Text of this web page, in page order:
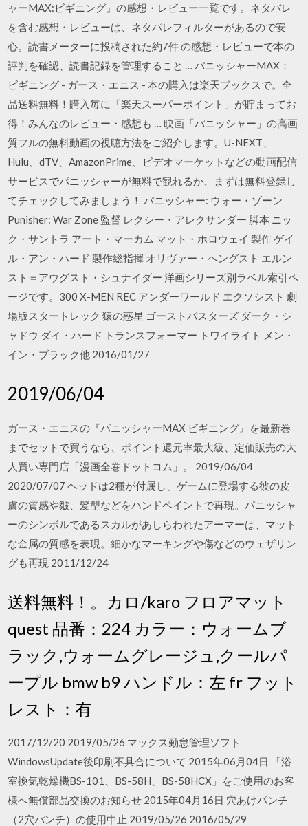
ャーMAX:ビギニング』の感想・レビュー一覧です。ネタバレ
を含む感想・レビューは、ネタバレフィルターがあるので安
心。読書メーターに投稿された約7件 の感想・レビューで本の
評判を確認、読書記録を管理すること … パニッシャーMAX：
ビギニング - ガース・エニス - 本の購入は楽天ブックスで。全
品送料無料！購入毎に「楽天スーパーポイント」が貯まってお
得！みんなのレビュー・感想も … 映画「パニッシャー」の高画
質フルの無料動画の視聴方法をご紹介します。U-NEXT、
Hulu、dTV、AmazonPrime、ビデオマーケットなどの動画配信
サービスでパニッシャーが無料で観れるか、まずは無料登録し
てチェックしてみましょう！ パニッシャー: ウォー・ゾーン
Punisher: War Zone 監督 レクシー・アレクサンダー 脚本 ニッ
ク・サントラ アート・マーカム マット・ホロウェイ 製作 ゲイ
ル・アン・ハード 製作総指揮 オリヴァー・ヘングスト エルン
スト＝アウグスト・シュナイダー 洋画シリーズ別ラベル索引ペ
ージです。300 X-MEN REC アンダーワールド エクソシスト 劇
場版スタートレック 猿の惑星 ゴーストバスターズ ダーク・シ
ャドウ ダイ・ハード トランスフォーマー トワイライト メン・
イン・ブラック他 2016/01/27
2019/06/04
ガース・エニスの『パニッシャーMAX ビギニング』を最新巻
までセットで買うなら、ポイント還元率最大級、定価販売の大
人買い専門店「漫画全巻ドットコム」。 2019/06/04
2020/07/07 ヘッドは2種が付属し、ゲームに登場する彼の皮
膚の質感や皺、髪型などをハンドペイントで再現。パニッシャ
ーのシンボルであるスカルがあしらわれたアーマーは、マット
な金属の質感を表現。細かなマーキングや傷などのウェザリン
グも再現 2011/12/24
送料無料！。カロ/karo フロアマット
quest 品番：224 カラー：ウォームブ
ラック,ウォームグレージュ,クールパ
ープル bmw b9 ハンドル：左 fr フット
レスト：有
2017/12/20 2019/05/26 マックス勤怠管理ソフト
WindowsUpdate後印刷不具合について 2015年06月04日 「浴
室換気乾燥機BS-101、BS-58H、BS-58HCX」をご使用のお客
様へ無償部品交換のお知らせ 2015年04月16日 穴あけパンチ
（2穴パンチ）の使用中止 2019/05/26 2016/05/29